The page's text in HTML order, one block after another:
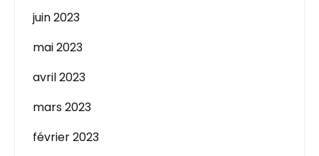
juin 2023
mai 2023
avril 2023
mars 2023
février 2023